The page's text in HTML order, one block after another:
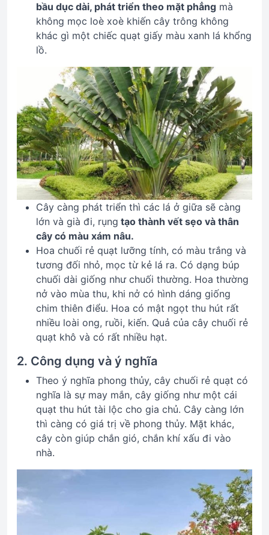
bầu dục dài, phát triển theo mặt phẳng mà
không mọc loè xoè khiến cây trông không
khác gì một chiếc quạt giấy màu xanh lá khổng
lồ.
Cây càng phát triển thì các lá ở giữa sẽ càng
lớn và già đi, rụng tạo thành vết sẹo và thân
cây có màu xám nâu.
Hoa chuối rẻ quạt lưỡng tính, có màu trắng và
tương đối nhỏ, mọc từ kẻ lá ra. Có dạng búp
chuối dài giống như chuối thường. Hoa thường
nở vào mùa thu, khi nở có hình dáng giống
chim thiên điểu. Hoa có mật ngọt thu hút rất
nhiều loài ong, ruồi, kiến. Quả của cây chuối rẻ
quạt khô và có rất nhiều hạt.
2. Công dụng và ý nghĩa
Theo ý nghĩa phong thủy, cây chuối rẻ quạt có
nghĩa là sự may mắn, cây giống như một cái
quạt thu hút tài lộc cho gia chủ. Cây càng lớn
thì càng có giá trị về phong thủy. Mặt khác,
cây còn giúp chắn gió, chắn khí xấu đi vào
nhà.